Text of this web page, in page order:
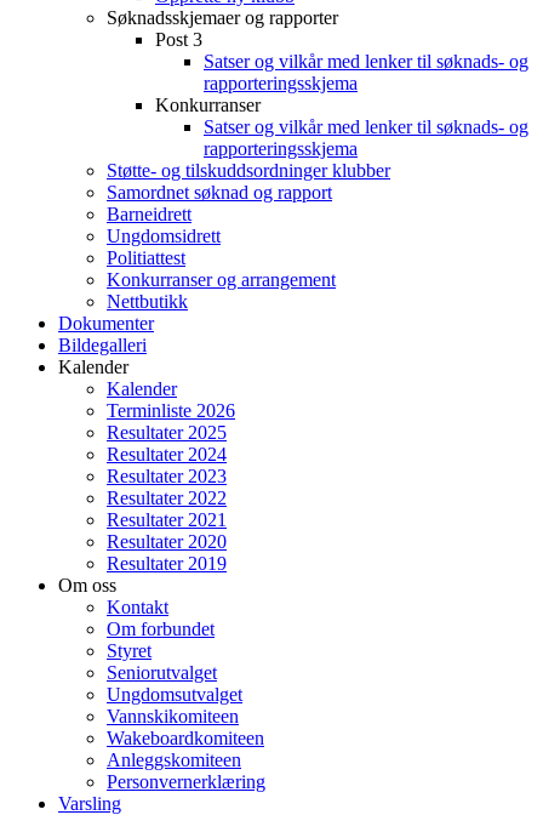
Søknadsskjemaer og rapporter
Post 3
Satser og vilkår med lenker til søknads- og
rapporteringsskjema
Konkurranser
Satser og vilkår med lenker til søknads- og
rapporteringsskjema
Støtte- og tilskuddsordninger klubber
Samordnet søknad og rapport
Barneidrett
Ungdomsidrett
Politiattest
Konkurranser og arrangement
Nettbutikk
Dokumenter
Bildegalleri
Kalender
Kalender
Terminliste 2026
Resultater 2025
Resultater 2024
Resultater 2023
Resultater 2022
Resultater 2021
Resultater 2020
Resultater 2019
Om oss
Kontakt
Om forbundet
Styret
Seniorutvalget
Ungdomsutvalget
Vannskikomiteen
Wakeboardkomiteen
Anleggskomiteen
Personvernerklæring
Varsling